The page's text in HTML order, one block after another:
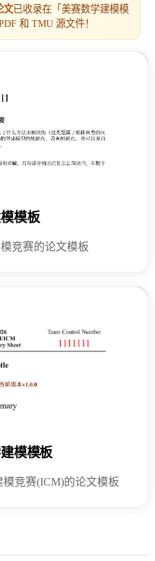
文已收录在「美赛数学建模模
和 TMU 源文件！
模板
竞赛的论文模板
模模板
竞赛(ICM)的论文模板